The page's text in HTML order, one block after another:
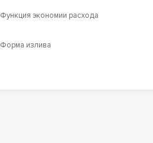
Функция экономии расхода
Форма излива